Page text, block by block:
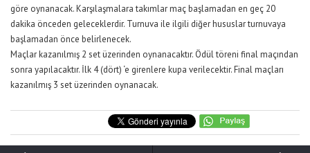
göre oynanacak. Karşılaşmalara takımlar maç başlamadan en geç 20
dakika önceden geleceklerdir. Turnuva ile ilgili diğer hususlar turnuvaya
başlamadan önce belirlenecek.
Maçlar kazanılmış 2 set üzerinden oynanacaktır. Ödül töreni final maçından
sonra yapılacaktır. İlk 4 (dört) ‘e girenlere kupa verilecektir. Final maçları
kazanılmış 3 set üzerinden oynanacak.